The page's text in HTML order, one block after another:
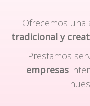
Ofrecemos una
tradicional y
Prestamos
empresas